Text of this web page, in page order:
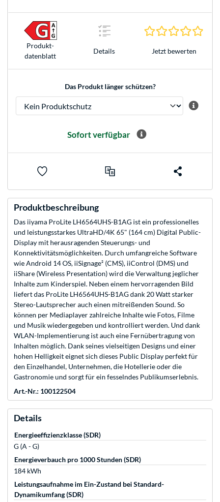
Produkt­
datenblatt
Details Jetzt bewerten
Das Produkt länger schützen?
Sofort verfügbar
Produktbeschreibung
Das iiyama ProLite LH6564UHS-B1AG ist ein professionelles
und leistungsstarkes UltraHD/᠎4K 65" (164 cm) Digital Public-
Display mit herausragenden Steuerungs- und
Konnektivitätsmöglichkeiten. Durch umfangreiche Software
wie Android 14 OS, iiSignage² (CMS), iiControl (DMS) und
iiShare (Wireless Presentation) wird die Verwaltung jeglicher
Inhalte zum Kinderspiel. Neben einem hervorragenden Bild
liefert das ProLite LH6564UHS-B1AG dank 20 Watt starker
Stereo-Lautsprecher auch einen mitreißenden Sound. So
können per Mediaplayer zahlreiche Inhalte wie Fotos, Filme
und Musik wiedergegeben und kontrolliert werden. Und dank
WLAN-Implementierung ist auch eine Fernübertragung von
Inhalten möglich. Dank seines vielseitigen Designs und einer
hohen Helligkeit eignet sich dieses Public Display perfekt für
den Einzelhandel, Unternehmen, die Hotellerie oder die
Gastronomie und sorgt für ein fesselndes Publikumserlebnis.
Art.-Nr.: 100122504
Details
Energieeffizienzklasse (SDR)
G (A - G)
Energieverbauch pro 1000 Stunden (SDR)
184 kWh
Leistungsaufnahme im Ein-Zustand bei Standard-
Dynamikumfang (SDR)